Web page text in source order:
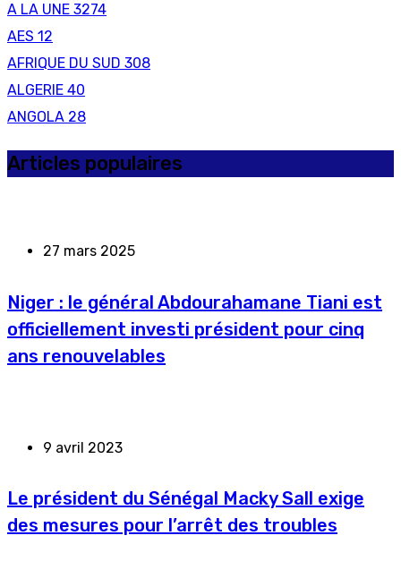
A LA UNE 3274
AES 12
AFRIQUE DU SUD 308
ALGERIE 40
ANGOLA 28
Articles populaires
27 mars 2025
Niger : le général Abdourahamane Tiani est
officiellement investi président pour cinq
ans renouvelables
9 avril 2023
Le président du Sénégal Macky Sall exige
des mesures pour l’arrêt des troubles